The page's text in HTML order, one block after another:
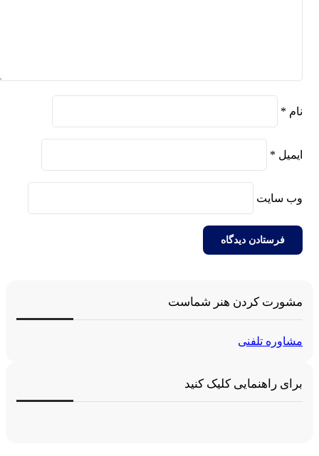
نام *
ایمیل *
وب‌ سایت
مشورت کردن هنر شماست
مشاوره تلفنی
برای راهنمایی کلیک کنید